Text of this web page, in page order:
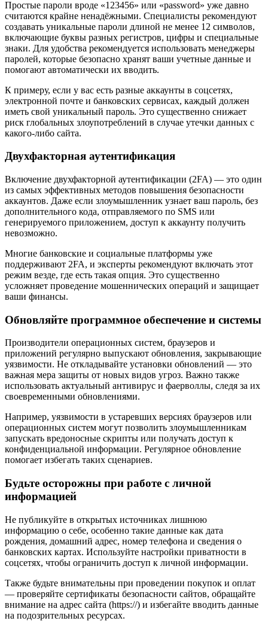
Простые пароли вроде «123456» или «password» уже давно
считаются крайне ненадёжными. Специалисты рекомендуют
создавать уникальные пароли длиной не менее 12 символов,
включающие буквы разных регистров, цифры и специальные
знаки. Для удобства рекомендуется использовать менеджеры
паролей, которые безопасно хранят ваши учетные данные и
помогают автоматически их вводить.
К примеру, если у вас есть разные аккаунты в соцсетях,
электронной почте и банковских сервисах, каждый должен
иметь свой уникальный пароль. Это существенно снижает
риск глобальных злоупотреблений в случае утечки данных с
какого-либо сайта.
Двухфакторная аутентификация
Включение двухфакторной аутентификации (2FA) — это один
из самых эффективных методов повышения безопасности
аккаунтов. Даже если злоумышленник узнает ваш пароль, без
дополнительного кода, отправляемого по SMS или
генерируемого приложением, доступ к аккаунту получить
невозможно.
Многие банковские и социальные платформы уже
поддерживают 2FA, и эксперты рекомендуют включать этот
режим везде, где есть такая опция. Это существенно
усложняет проведение мошеннических операций и защищает
ваши финансы.
Обновляйте программное обеспечение и системы
Производители операционных систем, браузеров и
приложений регулярно выпускают обновления, закрывающие
уязвимости. Не откладывайте установки обновлений — это
важная мера защиты от новых видов угроз. Важно также
использовать актуальный антивирус и фаерволлы, следя за их
своевременными обновлениями.
Например, уязвимости в устаревших версиях браузеров или
операционных систем могут позволить злоумышленникам
запускать вредоносные скрипты или получать доступ к
конфиденциальной информации. Регулярное обновление
помогает избегать таких сценариев.
Будьте осторожны при работе с личной
информацией
Не публикуйте в открытых источниках лишнюю
информацию о себе, особенно такие данные как дата
рождения, домашний адрес, номер телефона и сведения о
банковских картах. Используйте настройки приватности в
соцсетях, чтобы ограничить доступ к личной информации.
Также будьте внимательны при проведении покупок и оплат
— проверяйте сертификаты безопасности сайтов, обращайте
внимание на адрес сайта (https://) и избегайте вводить данные
на подозрительных ресурсах.